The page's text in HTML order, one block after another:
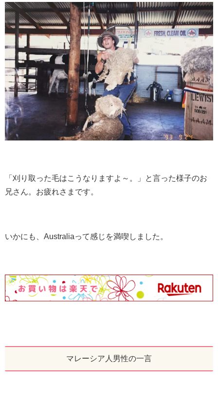
「刈り取った毛はこうなりますよ～。」と言った様子のお
兄さん。お疲れさまです。
いかにも、Australiaって感じを満喫しました。
マレーシア人男性の一言